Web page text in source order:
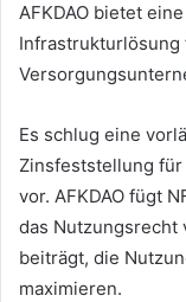
AFKDAO bietet
Infrastrukturlösung
Es schlug eine
Zinsfeststellung
vor. AFKDAO fügt
das Nutzungsrecht
beiträgt, die
maximieren.